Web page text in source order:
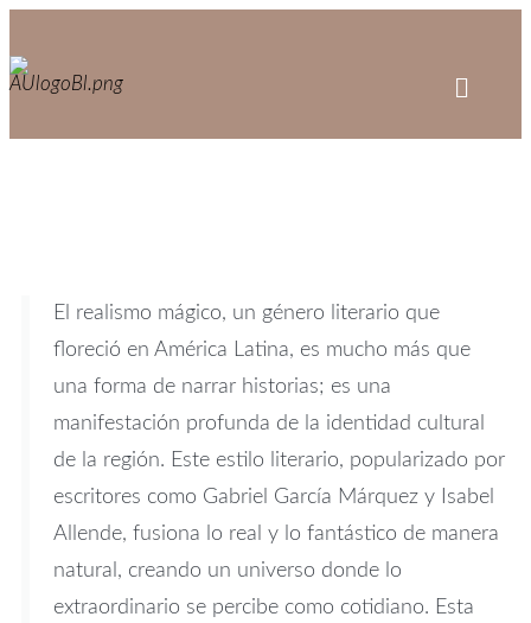
El realismo mágico, un género literario que
floreció en América Latina, es mucho más que
una forma de narrar historias; es una
manifestación profunda de la identidad cultural
de la región. Este estilo literario, popularizado por
escritores como Gabriel García Márquez y Isabel
Allende, fusiona lo real y lo fantástico de manera
natural, creando un universo donde lo
extraordinario se percibe como cotidiano. Esta